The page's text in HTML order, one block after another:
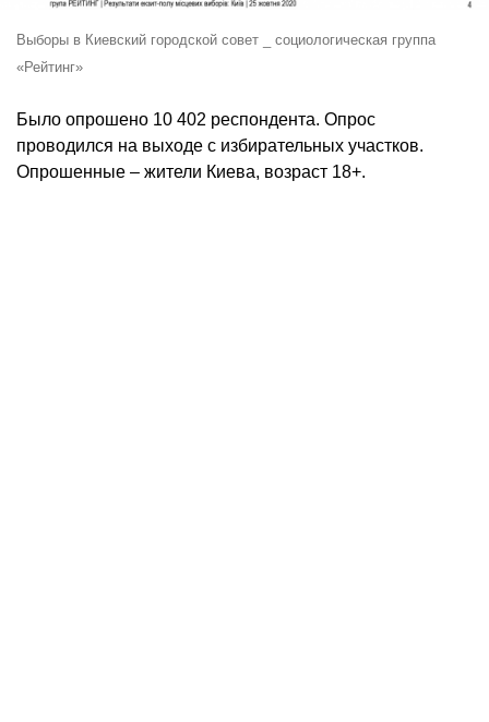
Выборы в Киевский городской совет _ социологическая группа
«Рейтинг»
Было опрошено 10 402 респондента. Опрос
проводился на выходе с избирательных участков.
Опрошенные – жители Киева, возраст 18+.